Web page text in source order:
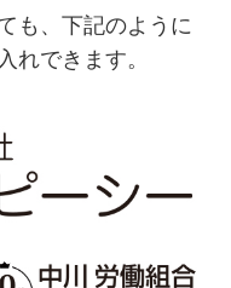
も、下記のように
れできます。